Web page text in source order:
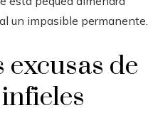
un impasible permanente.
excusas de